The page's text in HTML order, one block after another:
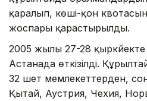
қаралып, көші-қон
жоспары қарастырылды.
2005 жылы 27-28
Астанада өткізілді.
32 шет мемлекеттерден,
Қытай, Аустрия, Чехия,